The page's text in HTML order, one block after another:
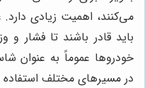
می‌کنند، اهمیت زیادی دارد.
باید قادر باشند تا فشار و
خودروها عموماً به‌ عنوان
در مسیرهای مختلف